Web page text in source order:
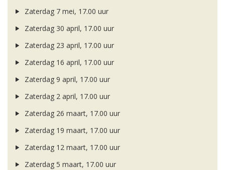
Zaterdag 7 mei, 17.00 uur
Zaterdag 30 april, 17.00 uur
Zaterdag 23 april, 17.00 uur
Zaterdag 16 april, 17.00 uur
Zaterdag 9 april, 17.00 uur
Zaterdag 2 april, 17.00 uur
Zaterdag 26 maart, 17.00 uur
Zaterdag 19 maart, 17.00 uur
Zaterdag 12 maart, 17.00 uur
Zaterdag 5 maart, 17.00 uur